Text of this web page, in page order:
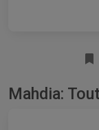
Mahdia: